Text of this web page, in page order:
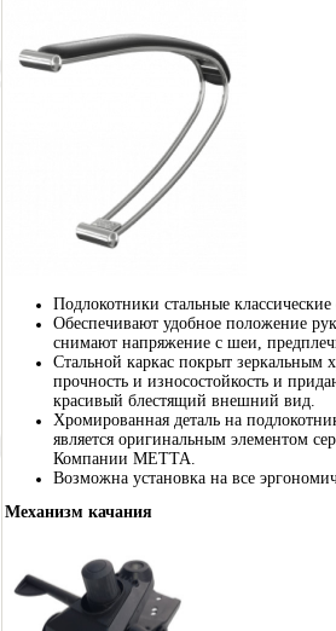
Подлокотники стальные
Обеспечивают удобное положение
снимают напряжение с шеи,
Стальной каркас покрыт
прочность и износостойкость и
красивый блестящий внешний вид.
Хромированная деталь на
является оригинальным элементом
Компании МЕТТА.
Возможна установка на все
Механизм качания